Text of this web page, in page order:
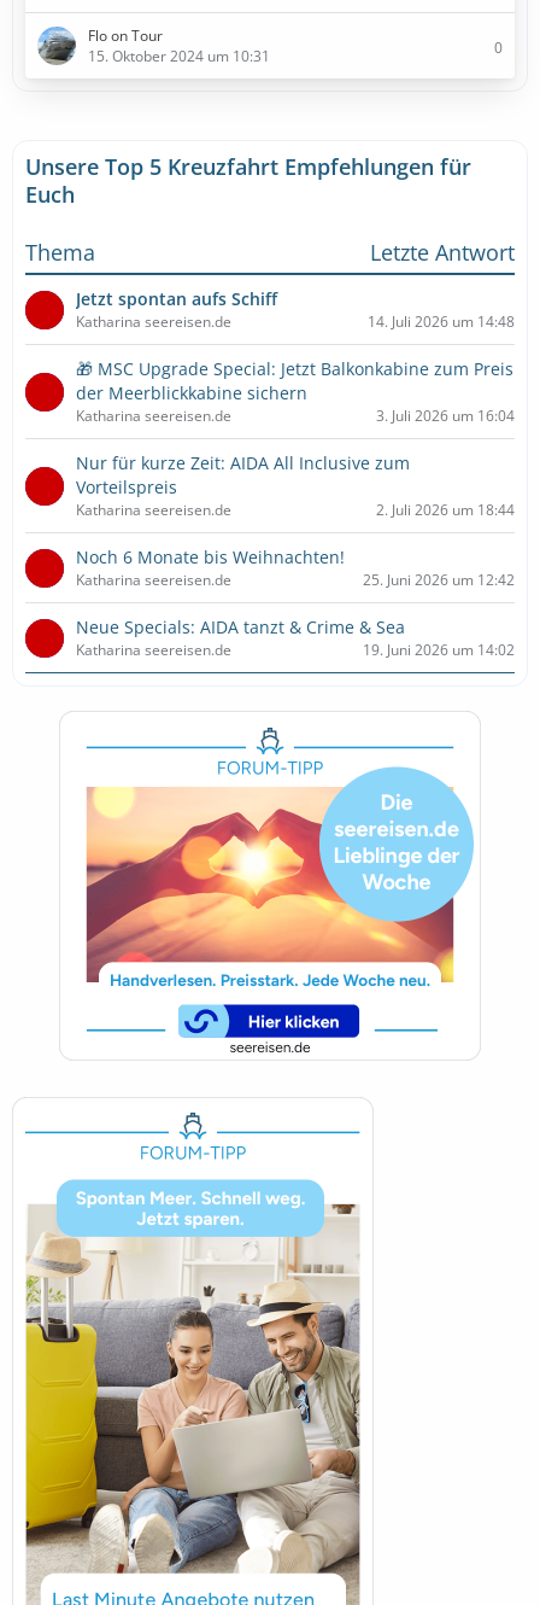
Flo on Tour
15. Oktober 2024 um 10:31
0
Unsere Top 5 Kreuzfahrt Empfehlungen für
Euch
Thema
Letzte Antwort
Jetzt spontan aufs Schiff
Katharina seereisen.de 14. Juli 2026 um 14:48
🎁 MSC Upgrade Special: Jetzt Balkonkabine zum Preis
der Meerblickkabine sichern
Katharina seereisen.de 3. Juli 2026 um 16:04
Nur für kurze Zeit: AIDA All Inclusive zum
Vorteilspreis
Katharina seereisen.de 2. Juli 2026 um 18:44
Noch 6 Monate bis Weihnachten!
Katharina seereisen.de 25. Juni 2026 um 12:42
Neue Specials: AIDA tanzt & Crime & Sea
Katharina seereisen.de 19. Juni 2026 um 14:02